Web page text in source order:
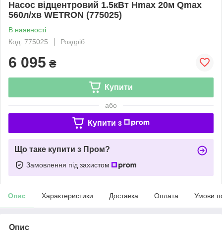
Насос відцентровий 1.5кВт Hmax 20м Qmax
560л/хв WETRON (775025)
В наявності
Код: 775025
Роздріб
6 095 ₴
Купити
або
Купити з
Що таке купити з Пром?
Замовлення під захистом
Опис Характеристики Доставка Оплата Умови
Опис